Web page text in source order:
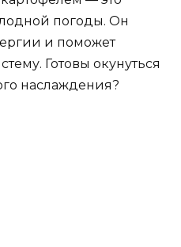
погоды. Он
и поможет
Готовы окунуться
наслаждения?